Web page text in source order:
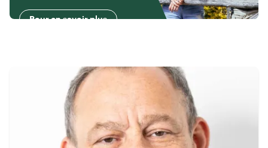
Pour en savoir plus